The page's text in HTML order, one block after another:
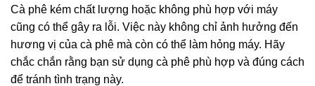
Cà phê kém chất lượng hoặc không phù hợp với máy
cũng có thể gây ra lỗi. Việc này không chỉ ảnh hưởng đến
hương vị của cà phê mà còn có thể làm hỏng máy. Hãy
chắc chắn rằng bạn sử dụng cà phê phù hợp và đúng cách
để tránh tình trạng này.